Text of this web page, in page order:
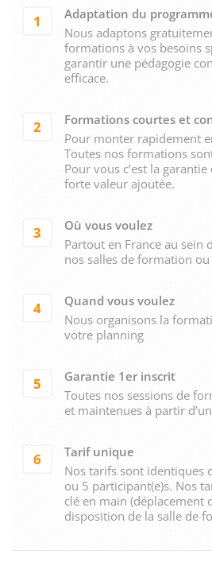
1
Adaptation du
Nous adaptons
formations à vos besoins
garantir une pédagogie
efficace.
2
Formations courtes et
Pour monter rapidement
Toutes nos formations
Pour vous c’est la
forte valeur ajoutée.
3
Où vous voulez
Partout en France au sein
nos salles de formation
4
Quand vous voulez
Nous organisons la
votre planning
5
Garantie 1er inscrit
Toutes nos sessions de
et maintenues à partir
6
Tarif unique
Nos tarifs sont identiques
ou 5 participant(e)s. Nos
clé en main (déplacement
disposition de la salle de